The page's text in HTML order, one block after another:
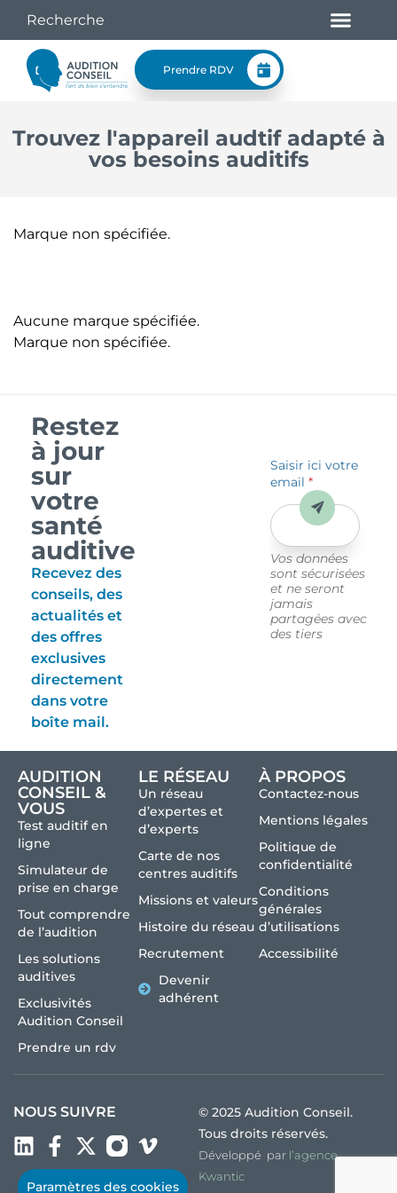
Paramètres des cookies
Prendre RDV
Trouvez l'appareil audtif adapté à
vos besoins auditifs
Marque non spécifiée.
Aucune marque spécifiée.
Marque non spécifiée.
Restez
à jour
sur
votre
santé
auditive
Recevez des
conseils, des
actualités et
des offres
exclusives
directement
dans votre
boîte mail.
Saisir ici votre
email*
Vos données
sont sécurisées
et ne seront
jamais
partagées avec
des tiers
Envoyer
AUDITION
CONSEIL &
VOUS
Test auditif en
ligne
Simulateur de
prise en charge
Tout comprendre
de l’audition
Les solutions
auditives
Exclusivités
Audition Conseil
Prendre un rdv
LE RÉSEAU
Un réseau
d’expertes et
d’experts
Carte de nos
centres auditifs
Missions et valeurs
Histoire du réseau
Recrutement
Devenir
adhérent
À PROPOS
Contactez-nous
Mentions légales
Politique de
confidentialité
Conditions
générales
d’utilisations
Accessibilité
NOUS SUIVRE
© 2025 Audition Conseil.
Tous droits réservés.
Développé par l’agence
Kwantic